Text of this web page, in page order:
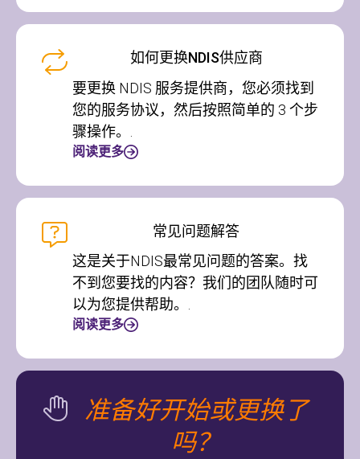
如何更换NDIS供应商
要更换 NDIS 服务提供商，您必须找到
您的服务协议，然后按照简单的 3 个步
骤操作。.
阅读更多
常见问题解答
这是关于NDIS最常见问题的答案。找
不到您要找的内容？我们的团队随时可
以为您提供帮助。.
阅读更多
准备好开始或更换了
吗？